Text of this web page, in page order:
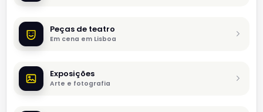
Peças de teatro
Em cena em Lisboa
Exposições
Arte e fotografia